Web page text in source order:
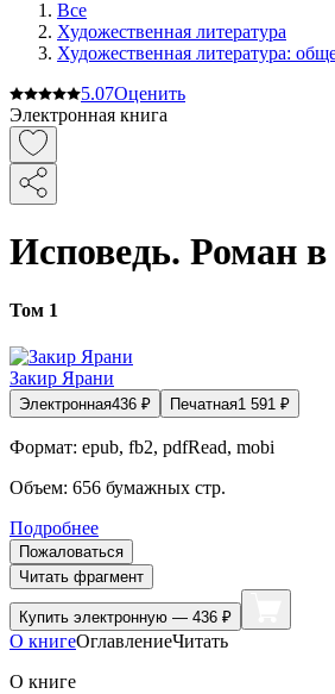
Все
Художественная литература
Художественная литература:
5.07Оценить
Электронная книга
Исповедь. Роман в
Том 1
Закир Ярани
Электронная436 ₽ Печатная1 591 ₽
Формат: epub, fb2, pdfRead, mobi
Объем: 656 бумажных стр.
Подробнее
Пожаловаться
Читать фрагмент
Купить электронную — 436 ₽
О книгеОглавлениеЧитать
О книге